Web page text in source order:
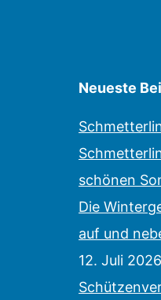
Neueste
schönen
Die
auf und
12. Juli 2026